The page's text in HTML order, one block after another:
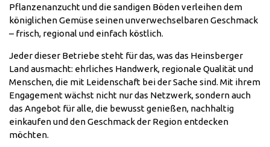
Pflanzenanzucht und die sandigen Böden verleihen dem
königlichen Gemüse seinen unverwechselbaren Geschmack
– frisch, regional und einfach köstlich.
Jeder dieser Betriebe steht für das, was das Heinsberger
Land ausmacht: ehrliches Handwerk, regionale Qualität und
Menschen, die mit Leidenschaft bei der Sache sind. Mit ihrem
Engagement wächst nicht nur das Netzwerk, sondern auch
das Angebot für alle, die bewusst genießen, nachhaltig
einkaufen und den Geschmack der Region entdecken
möchten.